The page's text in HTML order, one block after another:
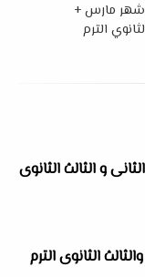
شهر مارس +
الترم
و الثالث الثانوى
الثانوى الترم